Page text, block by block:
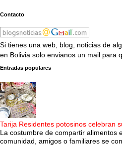
Contacto
Si tienes una web, blog, noticias de
en Bolivia solo envianos un mail para
Entradas populares
Tarija Residentes potosinos celebran
La costumbre de compartir alimentos
comunidad, amigos o familiares se